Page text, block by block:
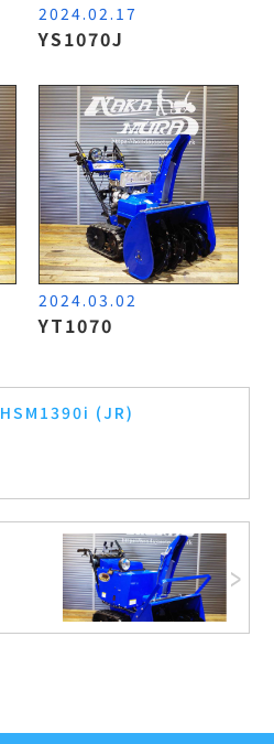
2024.02.17
YS1070J
2024.03.02
YT1070
HSM1390i (JR)